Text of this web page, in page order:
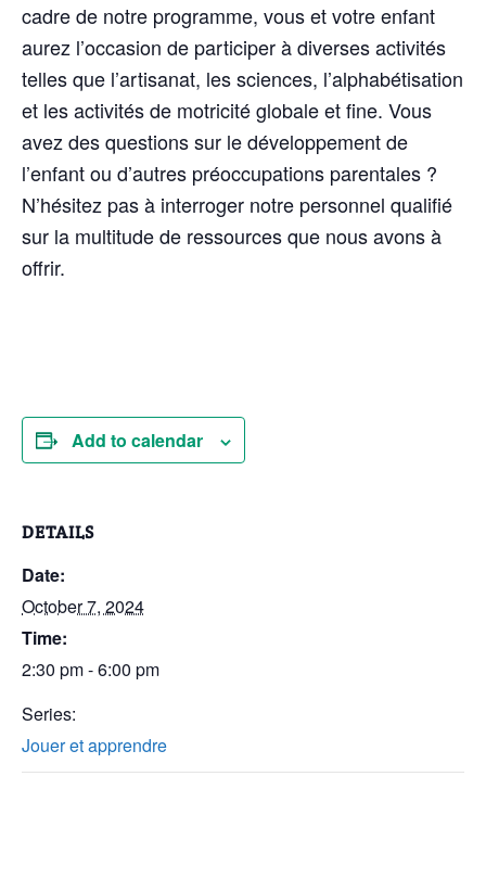
cadre de notre programme, vous et votre enfant
aurez l’occasion de participer à diverses activités
telles que l’artisanat, les sciences, l’alphabétisation
et les activités de motricité globale et fine. Vous
avez des questions sur le développement de
l’enfant ou d’autres préoccupations parentales ?
N’hésitez pas à interroger notre personnel qualifié
sur la multitude de ressources que nous avons à
offrir.
Add to calendar
DETAILS
Date:
October 7, 2024
Time:
2:30 pm - 6:00 pm
Series:
Jouer et apprendre